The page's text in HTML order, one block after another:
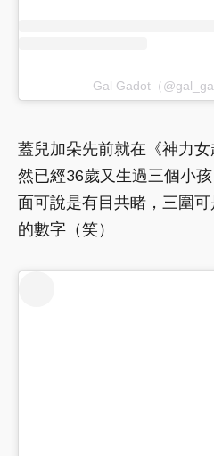
Gal Gadot（
蓋兒加朵先前就在《神力
然已經36歲又生過三個小
面可說是有目共睹，三圍
的數字（笑）